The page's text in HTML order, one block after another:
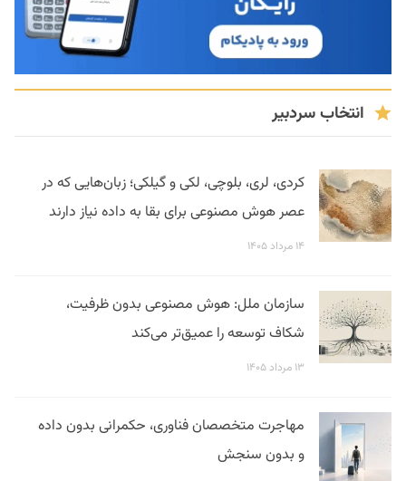
انتخاب سردبیر
کردی، لری، بلوچی، لکی و گیلکی؛ زبان‌هایی که در
عصر هوش مصنوعی برای بقا به داده نیاز دارند
۱۴ مرداد ۱۴۰۵
سازمان ملل: هوش مصنوعی بدون ظرفیت،
شکاف توسعه را عمیق‌تر می‌کند
۱۳ مرداد ۱۴۰۵
مهاجرت متخصصان فناوری، حکمرانی بدون داده
و بدون سنجش